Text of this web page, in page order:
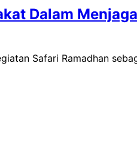
Dalam
Safari Ramadhan